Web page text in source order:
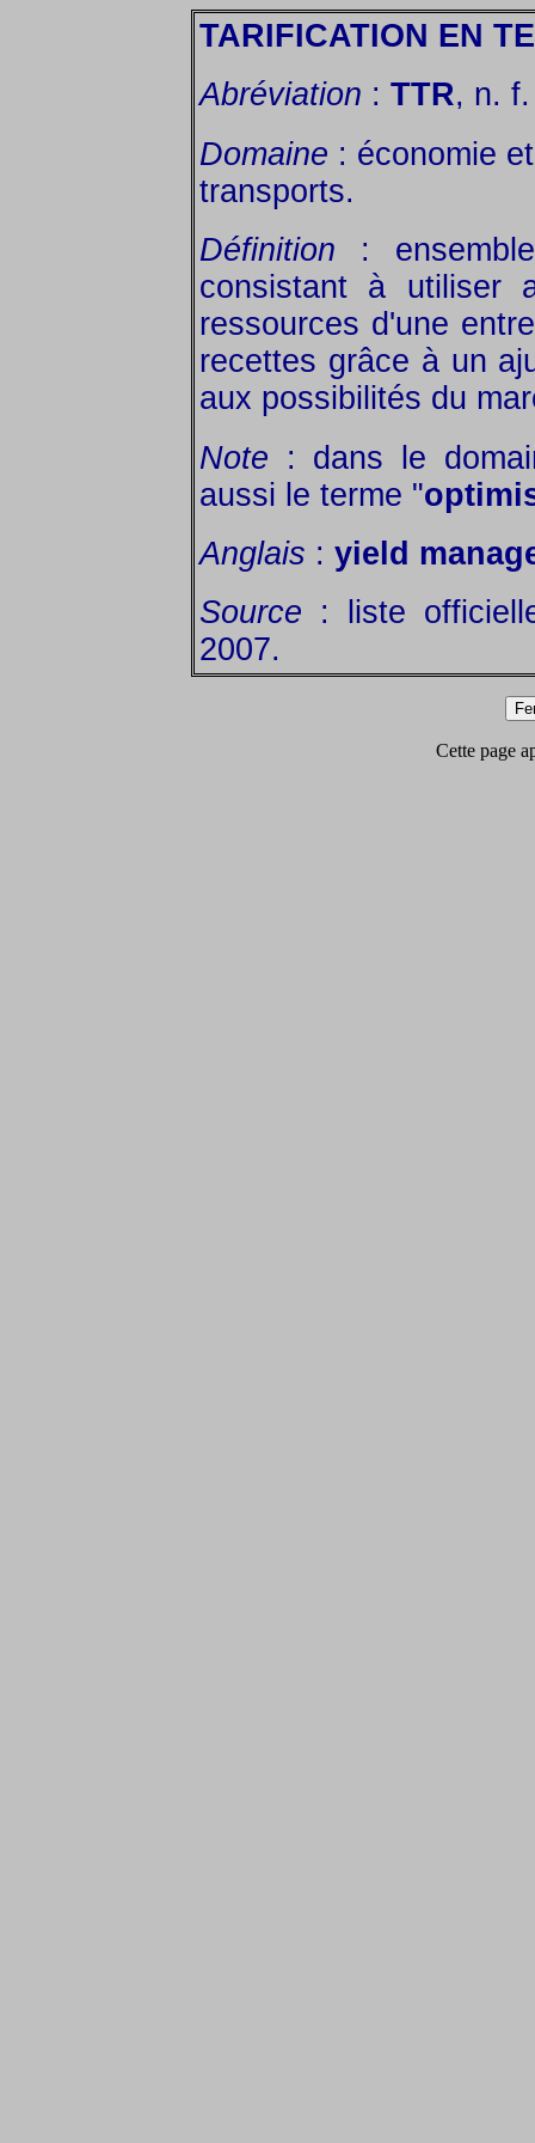
TARIFICATION EN
Abréviation : TTR, n. f.
Domaine : économie
transports.
Définition :
consistant à utiliser
ressources d'une
recettes grâce à un
aux possibilités du
Note : dans le
aussi le terme "
Anglais : yield
Source : liste
2007.
Cette page